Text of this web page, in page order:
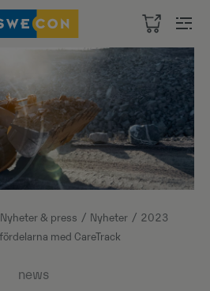
Nyheter & press Nyheter
2023
med CareTrack
news